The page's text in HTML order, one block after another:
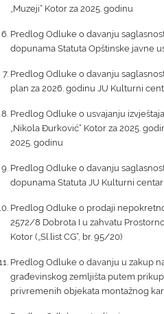
„Muzeji“ Kotor za 2025. godinu
Predlog Odluke o davanju
dopunama Statuta Opštinske javne
Predlog Odluke o davanju
plan za 2026. godinu JU Kulturni
Predlog Odluke o usvajanju
„Nikola Đurković“ Kotor za 2025.
2025. godinu
Predlog Odluke o davanju
dopunama Statuta JU Kulturni
Predlog Odluke o prodaji
2572/8 Dobrota I u zahvatu
Kotor („Sl.list CG“, br. 95/20)
Predlog Odluke o davanju u zakup
građevinskog zemljišta putem
privremenih objekata montažnog